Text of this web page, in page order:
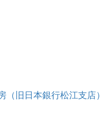
隆慶座像
ション
（旧日本銀行松江支店